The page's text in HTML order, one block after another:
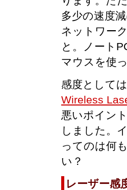
多少の速度
ネットワー
と。ノート
マウスを使
感度として
Wireless
悪いポイン
しました。
ってのは何
い？
レーザー感